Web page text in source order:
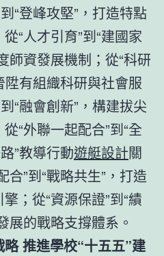
“登峰攻堅”，打造特點
“人才引育”到“建國家
師資發展機制；從“科研
陞有組織科研與社會服
“融會創新”，構建拔尖
“外聯一起配合”到“全
”教導行動遊艇設計關
”到“戰略共生”，打造
；從“資源保證”到“績
展的戰略支撐體系。
推進學校“十五五”建